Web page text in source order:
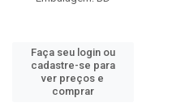
Faça seu login ou
cadastre-se para
ver preços e
comprar